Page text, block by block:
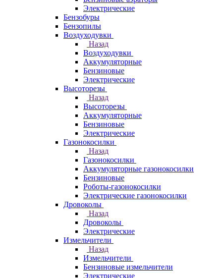
Электрические
Бензобуры
Бензопилы
Воздуходувки
Назад
Воздуходувки
Аккумуляторные
Бензиновые
Электрические
Высоторезы
Назад
Высоторезы
Аккумуляторные
Бензиновые
Электрические
Газонокосилки
Назад
Газонокосилки
Аккумуляторные газонокосилки
Бензиновые
Роботы-газонокосилки
Электрические газонокосилки
Дровоколы
Назад
Дровоколы
Электрические
Измельчители
Назад
Измельчители
Бензиновые измельчители
Электрические